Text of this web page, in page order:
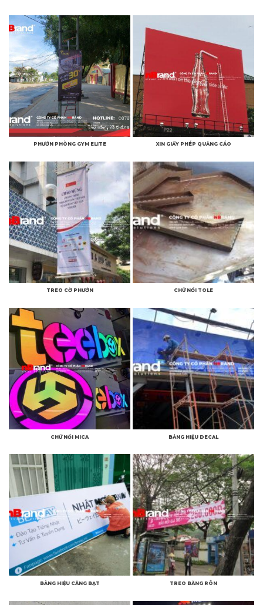
PHƯỚN PHÒNG GYM ELITE XIN GIẤY PHÉP QUẢNG CÁO
TREO CỜ PHƯỚN CHỮ NỔI TOLE
CHỮ NỔI MICA BẢNG HIỆU DECAL
BẢNG HIỆU CĂNG BẠT TREO BĂNG RÔN